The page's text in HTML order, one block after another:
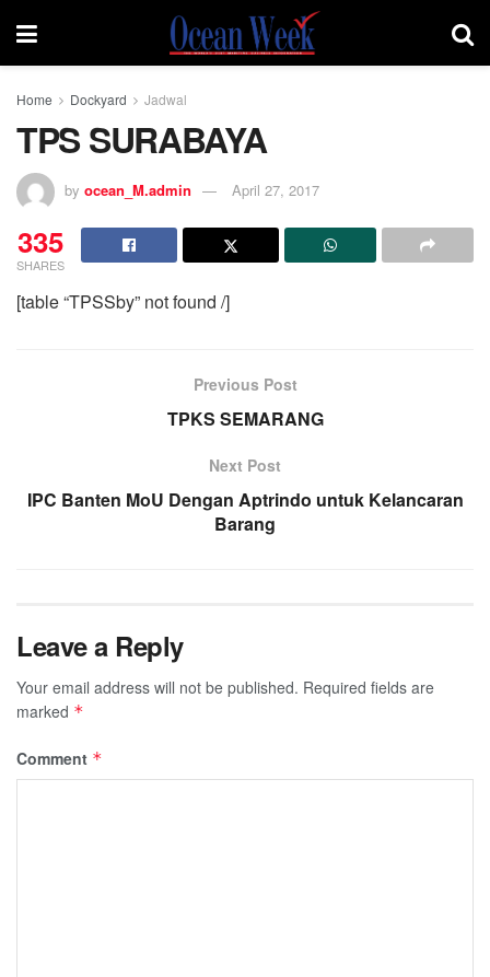
Home Dockyard Jadwal
TPS SURABAYA
by ocean_M.admin April 27, 2017
335
SHARES
[table “TPSSby” not found /]
Previous Post
TPKS SEMARANG
Next Post
IPC Banten MoU Dengan Aptrindo untuk Kelancaran
Barang
Leave a Reply
Your email address will not be published. Required fields are
marked *
Comment *